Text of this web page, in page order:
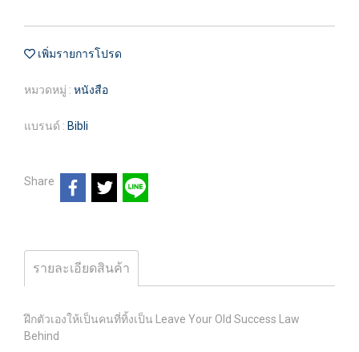
เพิ่มรายการโปรด
หมวดหมู่ : หนังสือ
แบรนด์ : Bibli
Share
รายละเอียดสินค้า
ฝึกตัวเองให้เป็นคนที่ทิ้งเป็น Leave Your Old Success Law
Behind